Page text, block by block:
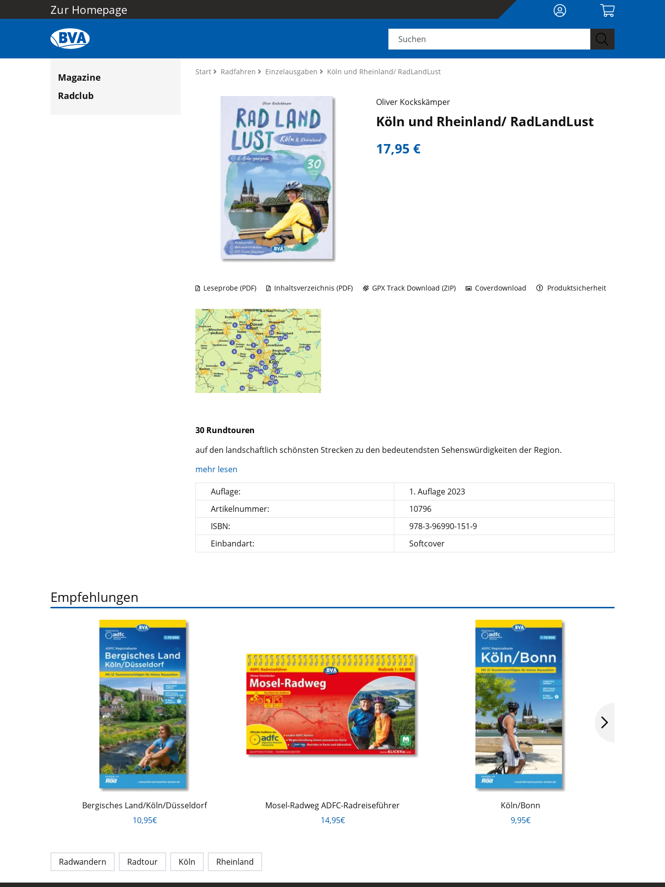
Zur Homepage
Magazine
Radclub
Start Radfahren Einzelausgaben Köln und Rheinland/ RadLandLust
Oliver Kockskämper
Köln und Rheinland/ RadLandLust
17,95 €
Leseprobe (PDF) Inhaltsverzeichnis (PDF) GPX Track Download (ZIP) Coverdownload Produktsicherheit
30 Rundtouren
auf den landschaftlich schönsten Strecken zu den bedeutendsten Sehenswürdigkeiten der Region.
mehr lesen
Auflage:
1. Auflage 2023
Artikelnummer:
10796
ISBN:
978-3-96990-151-9
Einbandart:
Softcover
Empfehlungen
Bergisches Land/Köln/Düsseldorf
10,95€
Mosel-Radweg ADFC-Radreiseführer
14,95€
Köln/Bonn
9,95€
Radwandern Radtour Köln Rheinland